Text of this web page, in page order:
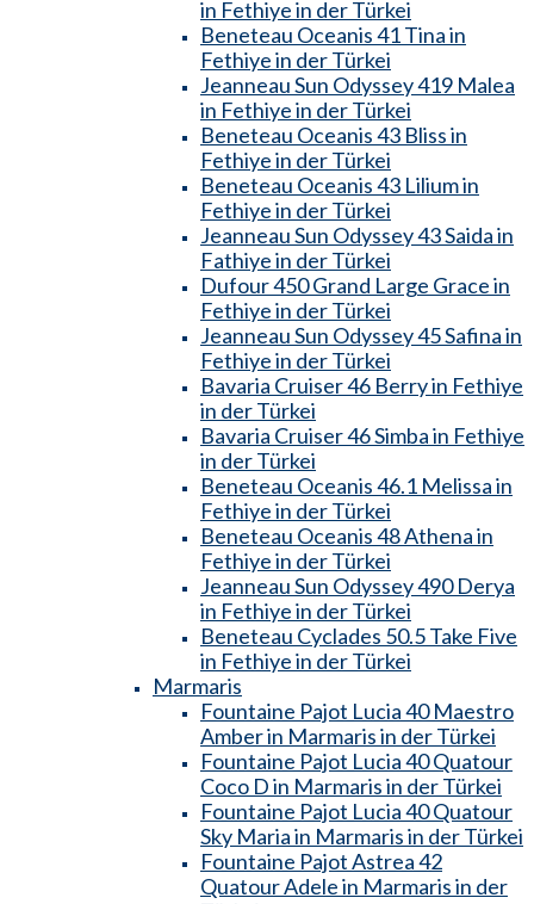
in Fethiye in der Türkei
Beneteau Oceanis 41 Tina in
Fethiye in der Türkei
Jeanneau Sun Odyssey 419 Malea
in Fethiye in der Türkei
Beneteau Oceanis 43 Bliss in
Fethiye in der Türkei
Beneteau Oceanis 43 Lilium in
Fethiye in der Türkei
Jeanneau Sun Odyssey 43 Saida in
Fathiye in der Türkei
Dufour 450 Grand Large Grace in
Fethiye in der Türkei
Jeanneau Sun Odyssey 45 Safina in
Fethiye in der Türkei
Bavaria Cruiser 46 Berry in Fethiye
in der Türkei
Bavaria Cruiser 46 Simba in Fethiye
in der Türkei
Beneteau Oceanis 46.1 Melissa in
Fethiye in der Türkei
Beneteau Oceanis 48 Athena in
Fethiye in der Türkei
Jeanneau Sun Odyssey 490 Derya
in Fethiye in der Türkei
Beneteau Cyclades 50.5 Take Five
in Fethiye in der Türkei
Marmaris
Fountaine Pajot Lucia 40 Maestro
Amber in Marmaris in der Türkei
Fountaine Pajot Lucia 40 Quatour
Coco D in Marmaris in der Türkei
Fountaine Pajot Lucia 40 Quatour
Sky Maria in Marmaris in der Türkei
Fountaine Pajot Astrea 42
Quatour Adele in Marmaris in der